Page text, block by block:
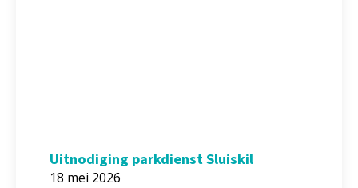
Uitnodiging parkdienst Sluiskil
18 mei 2026